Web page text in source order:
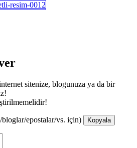
sitenize, blogunuza ya da bir
bloglar/epostalar/vs. için) Kopyala